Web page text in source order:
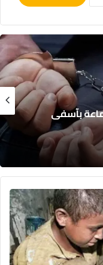
بآسفي